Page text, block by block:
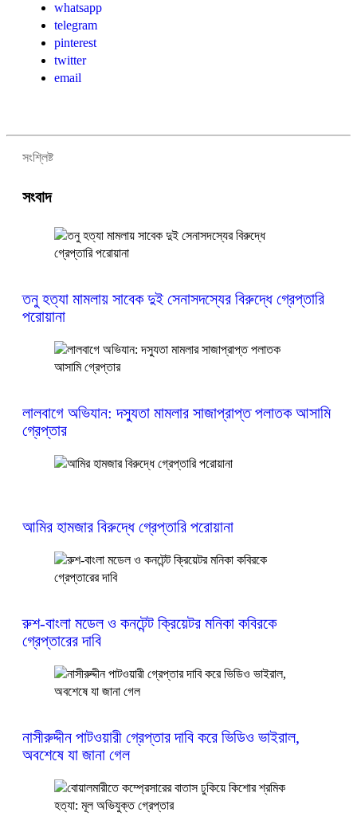
whatsapp
telegram
pinterest
twitter
email
সংশ্লিষ্ট
সংবাদ
তনু হত্যা মামলায় সাবেক দুই সেনাসদস্যের বিরুদ্ধে গ্রেপ্তারি
পরোয়ানা
লালবাগে অভিযান: দস্যুতা মামলার সাজাপ্রাপ্ত পলাতক আসামি
গ্রেপ্তার
আমির হামজার বিরুদ্ধে গ্রেপ্তারি পরোয়ানা
রুশ-বাংলা মডেল ও কনটেন্ট ক্রিয়েটর মনিকা কবিরকে
গ্রেপ্তারের দাবি
নাসীরুদ্দীন পাটওয়ারী গ্রেপ্তার দাবি করে ভিডিও ভাইরাল,
অবশেষে যা জানা গেল